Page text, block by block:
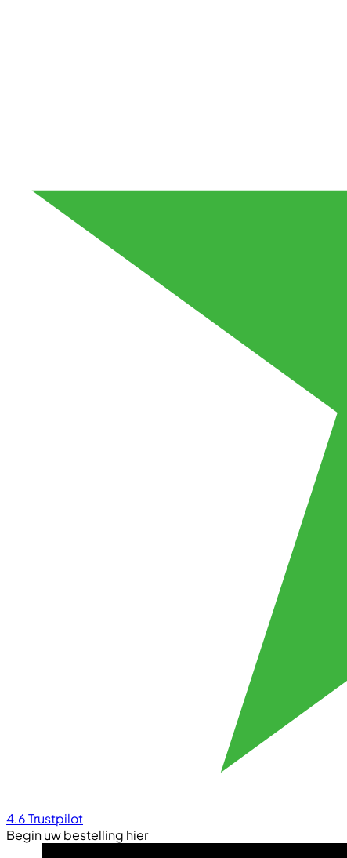
4.6Trustpilot
Begin uw bestelling hier